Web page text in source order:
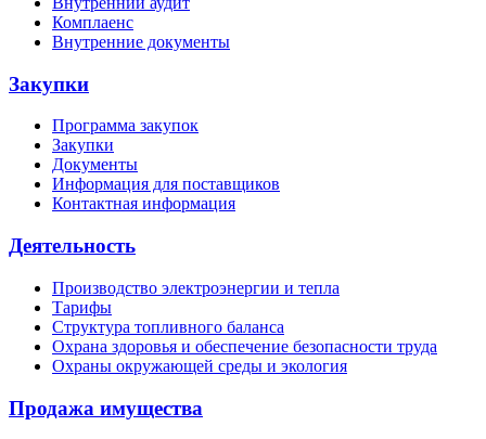
Комплаенс
Внутренние документы
Закупки
Программа закупок
Закупки
Документы
Информация для поставщиков
Контактная информация
Деятельность
Производство электроэнергии и тепла
Тарифы
Структура топливного баланса
Охрана здоровья и обеспечение безопасности труда
Охраны окружающей среды и экология
Продажа имущества